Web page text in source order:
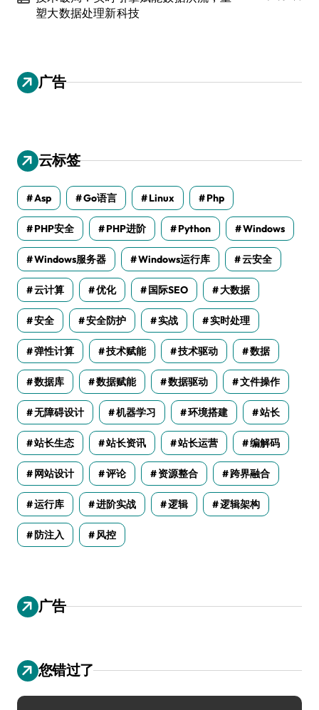
塑大数据处理新科技
广告
云标签
Asp Go语言 Linux Php
PHP安全 PHP进阶 Python Windows
Windows服务器 Windows运行库 云安全
云计算 优化 国际SEO 大数据
安全 安全防护 实战 实时处理
弹性计算 技术赋能 技术驱动 数据
数据库 数据赋能 数据驱动 文件操作
无障碍设计 机器学习 环境搭建 站长
站长生态 站长资讯 站长运营 编解码
网站设计 评论 资源整合 跨界融合
运行库 进阶实战 逻辑 逻辑架构
防注入 风控
广告
您错过了